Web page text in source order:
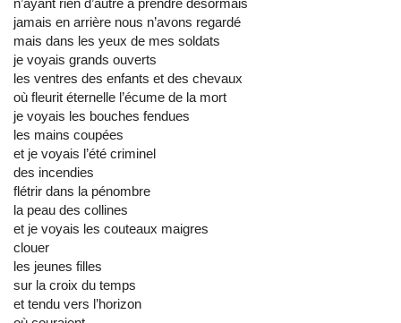
n’ayant rien d’autre à prendre désormais
jamais en arrière nous n’avons regardé
mais dans les yeux de mes soldats
je voyais grands ouverts
les ventres des enfants et des chevaux
où fleurit éternelle l’écume de la mort
je voyais les bouches fendues
les mains coupées
et je voyais l’été criminel
des incendies
flétrir dans la pénombre
la peau des collines
et je voyais les couteaux maigres
clouer
les jeunes filles
sur la croix du temps
et tendu vers l’horizon